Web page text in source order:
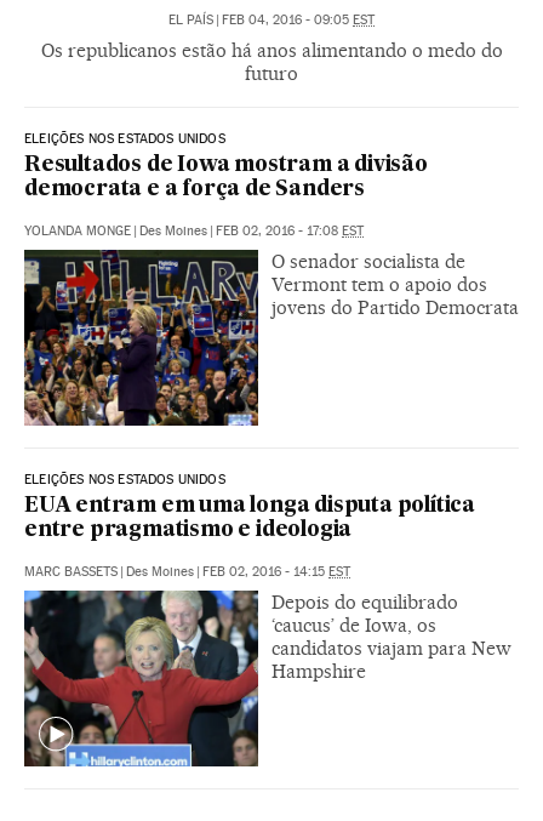
EL PAÍS | FEB 04, 2016 - 09:05 EST
Os republicanos estão há anos alimentando o medo do
futuro
ELEIÇÕES NOS ESTADOS UNIDOS
Resultados de Iowa mostram a divisão
democrata e a força de Sanders
YOLANDA MONGE | Des Moines | FEB 02, 2016 - 17:08 EST
O senador socialista de
Vermont tem o apoio dos
jovens do Partido Democrata
ELEIÇÕES NOS ESTADOS UNIDOS
EUA entram em uma longa disputa política
entre pragmatismo e ideologia
MARC BASSETS | Des Moines | FEB 02, 2016 - 14:15 EST
Depois do equilibrado
‘caucus’ de Iowa, os
candidatos viajam para New
Hampshire